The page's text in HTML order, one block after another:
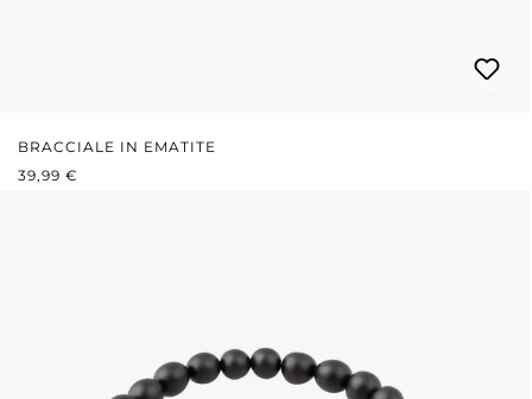
BRACCIALE IN EMATITE
PREZZO NORMALE:
39,99 €